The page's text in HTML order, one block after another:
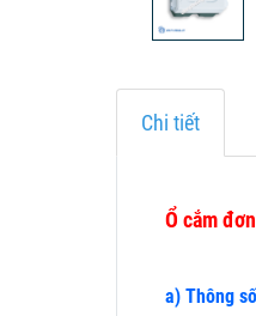
Chi tiết
Ổ cắm
a) Thông